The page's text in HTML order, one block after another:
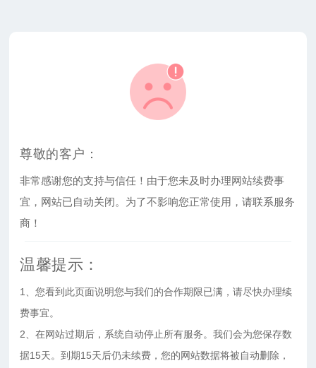
尊敬的客户：
非常感谢您的支持与信任！由于您未及时办理网站续费事
宜，网站已自动关闭。为了不影响您正常使用，请联系服务
商！
温馨提示：
1、您看到此页面说明您与我们的合作期限已满，请尽快办理续
费事宜。
2、在网站过期后，系统自动停止所有服务。我们会为您保存数
据15天。到期15天后仍未续费，您的网站数据将被自动删除，